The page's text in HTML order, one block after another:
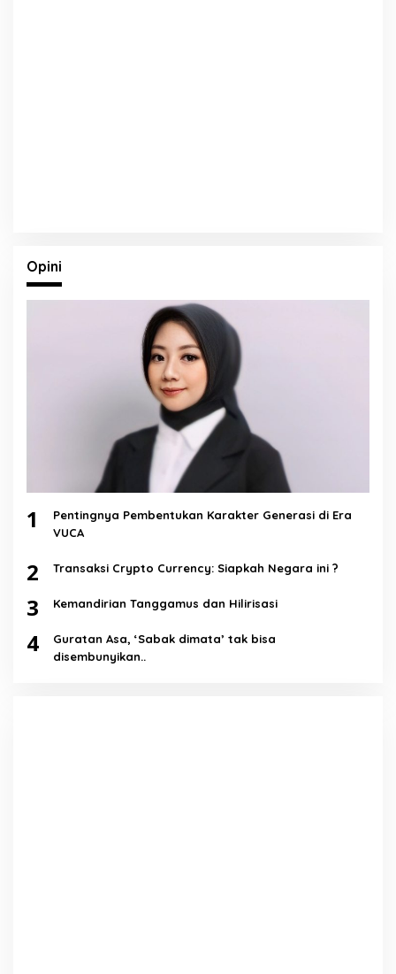
Opini
1
Pentingnya Pembentukan Karakter Generasi di Era
VUCA
2 Transaksi Crypto Currency: Siapkah Negara ini ?
3 Kemandirian Tanggamus dan Hilirisasi
4
Guratan Asa, ‘Sabak dimata’ tak bisa
disembunyikan..